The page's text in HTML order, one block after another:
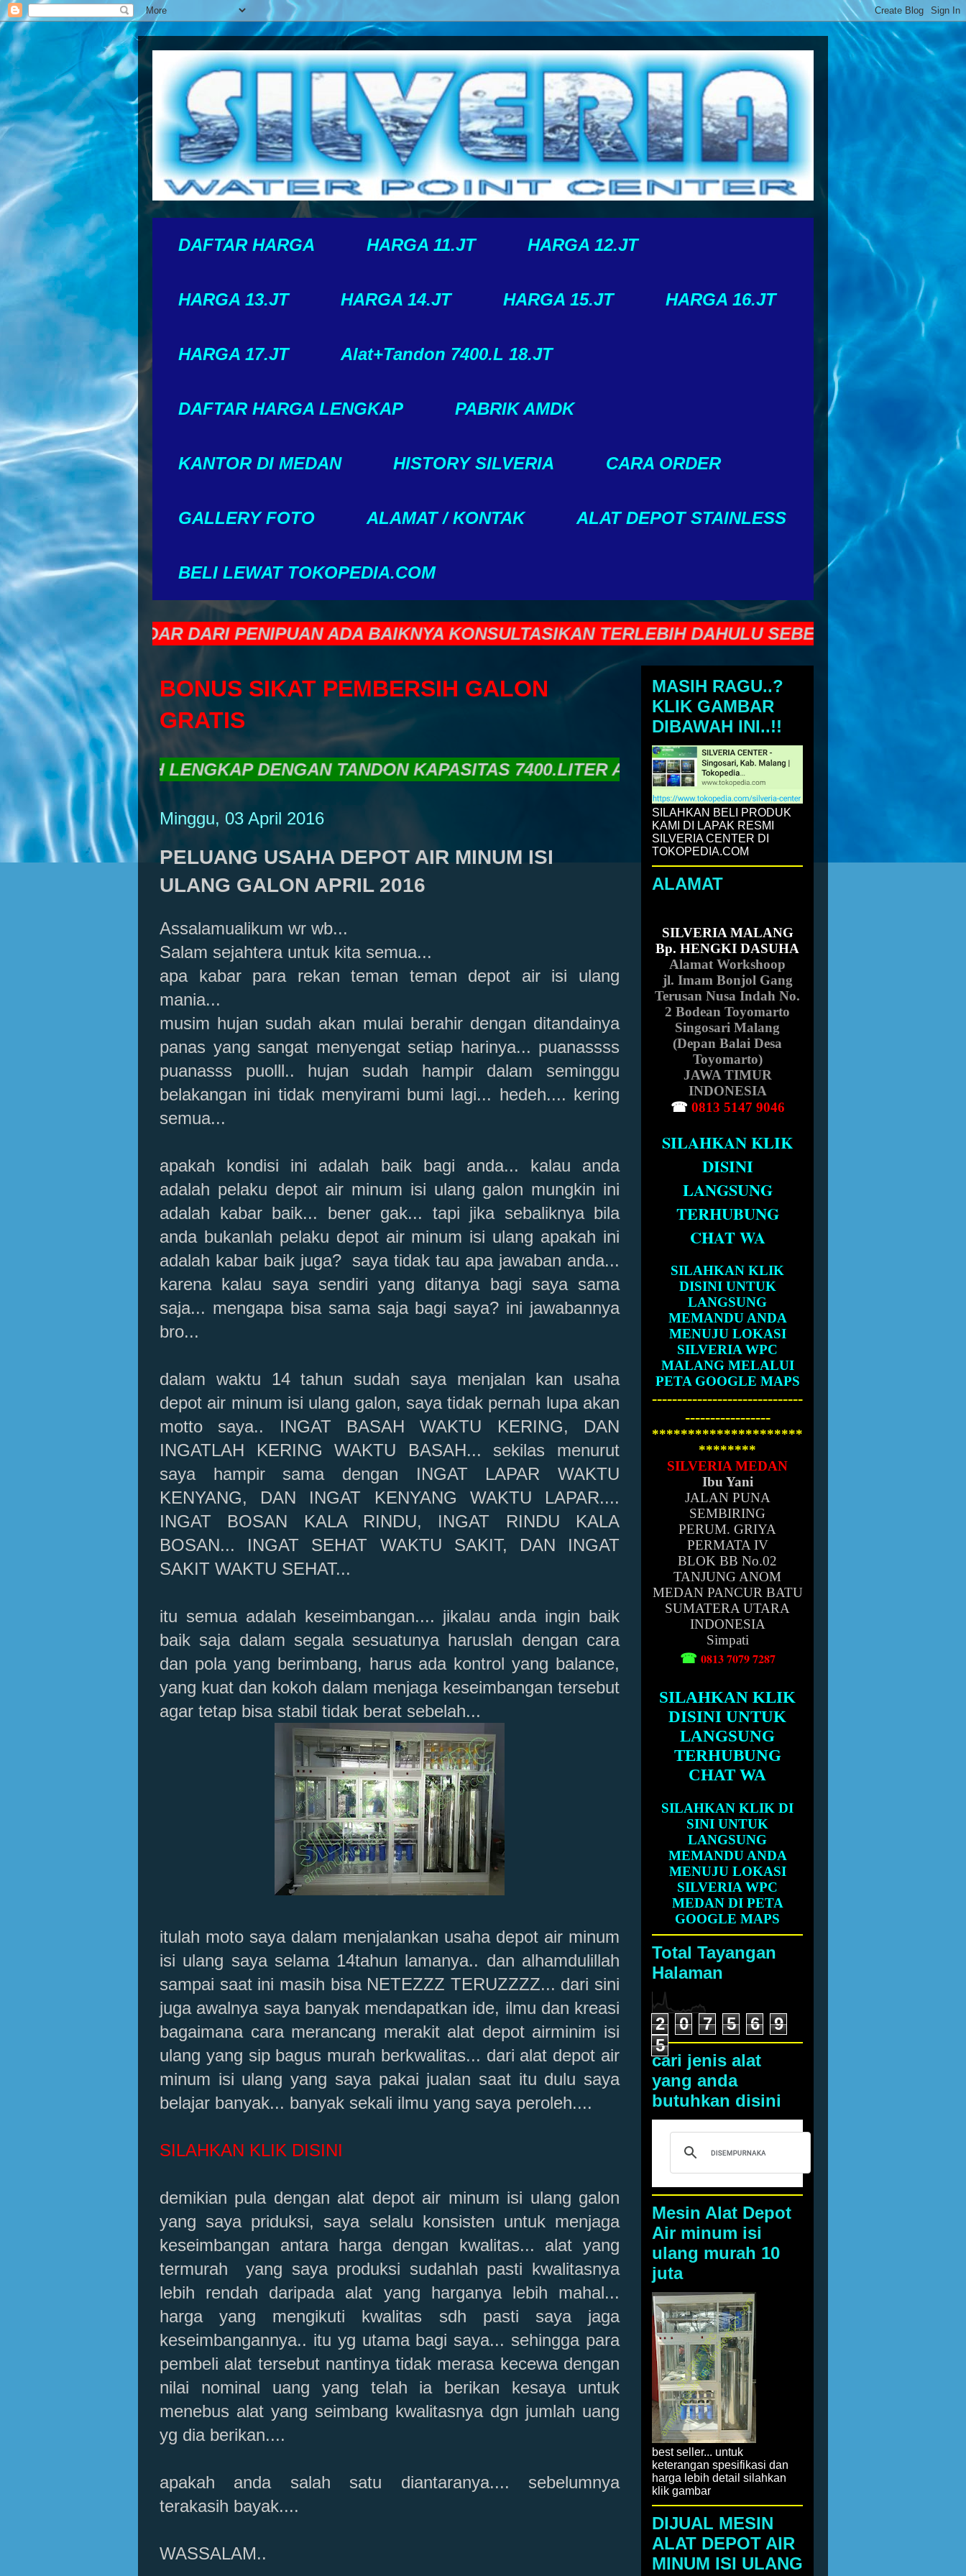
DAFTAR HARGA HARGA 11.JT HARGA 12.JT
HARGA 13.JT HARGA 14.JT HARGA 15.JT HARGA 16.JT
HARGA 17.JT Alat+Tandon 7400.L 18.JT
DAFTAR HARGA LENGKAP PABRIK AMDK
KANTOR DI MEDAN HISTORY SILVERIA CARA ORDER
GALLERY FOTO ALAMAT / KONTAK ALAT DEPOT STAINLESS
BELI LEWAT TOKOPEDIA.COM
DARI PENIPUAN ADA BAIKNYA KONSULTASIKAN TERLEBIH DAHULU SEBELUM MENENTUKAN
BONUS SIKAT PEMBERSIH GALON
GRATIS
MURAH LENGKAP DENGAN TANDON KAPASITAS 7400.LITER ADALAH PAKET HARGA 18.JT
Minggu, 03 April 2016
PELUANG USAHA DEPOT AIR MINUM ISI
ULANG GALON APRIL 2016
Assalamualikum wr wb...
Salam sejahtera untuk kita semua...
apa kabar para rekan teman teman depot air isi ulang
mania...
musim hujan sudah akan mulai berahir dengan ditandainya
panas yang sangat menyengat setiap harinya... puanassss
puanasss puolll.. hujan sudah hampir dalam seminggu
belakangan ini tidak menyirami bumi lagi... hedeh.... kering
semua...
apakah kondisi ini adalah baik bagi anda... kalau anda
adalah pelaku depot air minum isi ulang galon mungkin ini
adalah kabar baik... bener gak... tapi jika sebaliknya bila
anda bukanlah pelaku depot air minum isi ulang apakah ini
adalah kabar baik juga? saya tidak tau apa jawaban anda...
karena kalau saya sendiri yang ditanya bagi saya sama
saja... mengapa bisa sama saja bagi saya? ini jawabannya
bro...
dalam waktu 14 tahun sudah saya menjalan kan usaha
depot air minum isi ulang galon, saya tidak pernah lupa akan
motto saya.. INGAT BASAH WAKTU KERING, DAN
INGATLAH KERING WAKTU BASAH... sekilas menurut
saya hampir sama dengan INGAT LAPAR WAKTU
KENYANG, DAN INGAT KENYANG WAKTU LAPAR....
INGAT BOSAN KALA RINDU, INGAT RINDU KALA
BOSAN... INGAT SEHAT WAKTU SAKIT, DAN INGAT
SAKIT WAKTU SEHAT...
itu semua adalah keseimbangan.... jikalau anda ingin baik
baik saja dalam segala sesuatunya haruslah dengan cara
dan pola yang berimbang, harus ada kontrol yang balance,
yang kuat dan kokoh dalam menjaga keseimbangan tersebut
agar tetap bisa stabil tidak berat sebelah...
itulah moto saya dalam menjalankan usaha depot air minum
isi ulang saya selama 14tahun lamanya.. dan alhamdulillah
sampai saat ini masih bisa NETEZZZ TERUZZZZ... dari sini
juga awalnya saya banyak mendapatkan ide, ilmu dan kreasi
bagaimana cara merancang merakit alat depot airminim isi
ulang yang sip bagus murah berkwalitas... dari alat depot air
minum isi ulang yang saya pakai jualan saat itu dulu saya
belajar banyak... banyak sekali ilmu yang saya peroleh....
SILAHKAN KLIK DISINI
demikian pula dengan alat depot air minum isi ulang galon
yang saya priduksi, saya selalu konsisten untuk menjaga
keseimbangan antara harga dengan kwalitas... alat yang
termurah yang saya produksi sudahlah pasti kwalitasnya
lebih rendah daripada alat yang harganya lebih mahal...
harga yang mengikuti kwalitas sdh pasti saya jaga
keseimbangannya.. itu yg utama bagi saya... sehingga para
pembeli alat tersebut nantinya tidak merasa kecewa dengan
nilai nominal uang yang telah ia berikan kesaya untuk
menebus alat yang seimbang kwalitasnya dgn jumlah uang
yg dia berikan....
apakah anda salah satu diantaranya.... sebelumnya
terakasih bayak....
WASSALAM..
MASIH RAGU..?
KLIK GAMBAR
DIBAWAH INI..!!
SILAHKAN BELI PRODUK
KAMI DI LAPAK RESMI
SILVERIA CENTER DI
TOKOPEDIA.COM
ALAMAT
SILVERIA MALANG
Bp. HENGKI DASUHA
Alamat Workshoop
jl. Imam Bonjol Gang
Terusan Nusa Indah No.
2 Bodean Toyomarto
Singosari Malang
(Depan Balai Desa
Toyomarto)
JAWA TIMUR
INDONESIA
☎ 0813 5147 9046
SILAHKAN KLIK
DISINI
LANGSUNG
TERHUBUNG
CHAT WA
SILAHKAN KLIK
DISINI UNTUK
LANGSUNG
MEMANDU ANDA
MENUJU LOKASI
SILVERIA WPC
MALANG MELALUI
PETA GOOGLE MAPS
------------------------------
-----------------
*********************
********
SILVERIA MEDAN
Ibu Yani
JALAN PUNA
SEMBIRING
PERUM. GRIYA
PERMATA IV
BLOK BB No.02
TANJUNG ANOM
MEDAN PANCUR BATU
SUMATERA UTARA
INDONESIA
Simpati
☎ 0813 7079 7287
SILAHKAN KLIK
DISINI UNTUK
LANGSUNG
TERHUBUNG
CHAT WA
SILAHKAN KLIK DI
SINI UNTUK
LANGSUNG
MEMANDU ANDA
MENUJU LOKASI
SILVERIA WPC
MEDAN DI PETA
GOOGLE MAPS
Total Tayangan
Halaman
2 0 7 5 6
9
5
cari jenis alat
yang anda
butuhkan disini
Mesin Alat Depot
Air minum isi
ulang murah 10
juta
best seller... untuk
keterangan spesifikasi dan
harga lebih detail silahkan
klik gambar
DIJUAL MESIN
ALAT DEPOT AIR
MINUM ISI ULANG